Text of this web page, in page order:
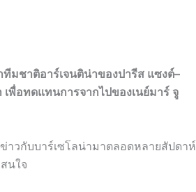
ทีมชาติอาร์เจนติน่าของปารีส แซงต์–
พื่อทดแทนการจากไปของเนย์มาร์ จู
าวกับบาร์เซโลน่ามาตลอดหลายสัปดาห์
นใจ